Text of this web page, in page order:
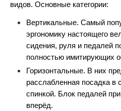
видов. Основные категории:
Вертикальные. Самый
эргономику настоящего
сидения, руля и педалей
полностью имитирующих
Горизонтальные. В них
расслабленная посадка в
спинкой. Блок педалей
вперёд.